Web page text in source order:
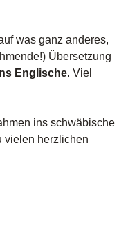
was ganz anderes,
Übersetzung
Englische . Viel
ins schwäbische
vielen herzlichen